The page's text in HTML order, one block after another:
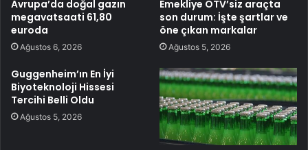
Avrupa’da doğal gazın
megavatsaati 61,80
euroda
Ağustos 6, 2026
Emekliye ÖTV’siz araçta
son durum: İşte şartlar ve
öne çıkan markalar
Ağustos 5, 2026
Guggenheim’ın En İyi
Biyoteknoloji Hissesi
Tercihi Belli Oldu
Ağustos 5, 2026